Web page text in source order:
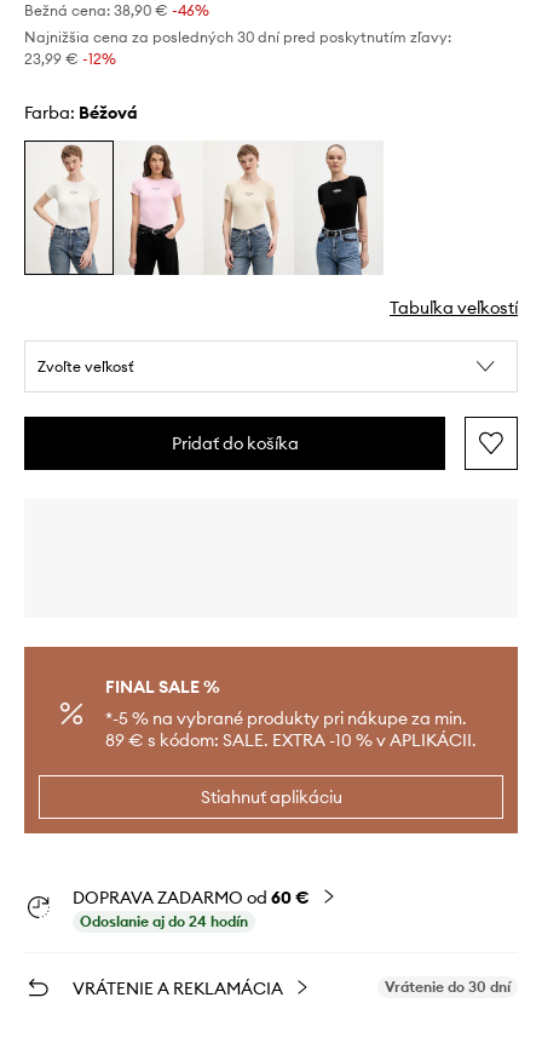
Bežná cena: 38,90 € -46%
Najnižšia cena za posledných 30 dní pred poskytnutím zľavy:
23,99 € -12%
Farba: béžová
Tabuľka veľkostí
Zvoľte veľkosť
Pridať do košíka
FINAL SALE %
*-5 % na vybrané produkty pri nákupe za min.
89 € s kódom: SALE. EXTRA -10 % v APLIKÁCII.
Stiahnuť aplikáciu
DOPRAVA ZADARMO od 60 €
Odoslanie aj do 24 hodín
VRÁTENIE A REKLAMÁCIA Vrátenie do 30 dní